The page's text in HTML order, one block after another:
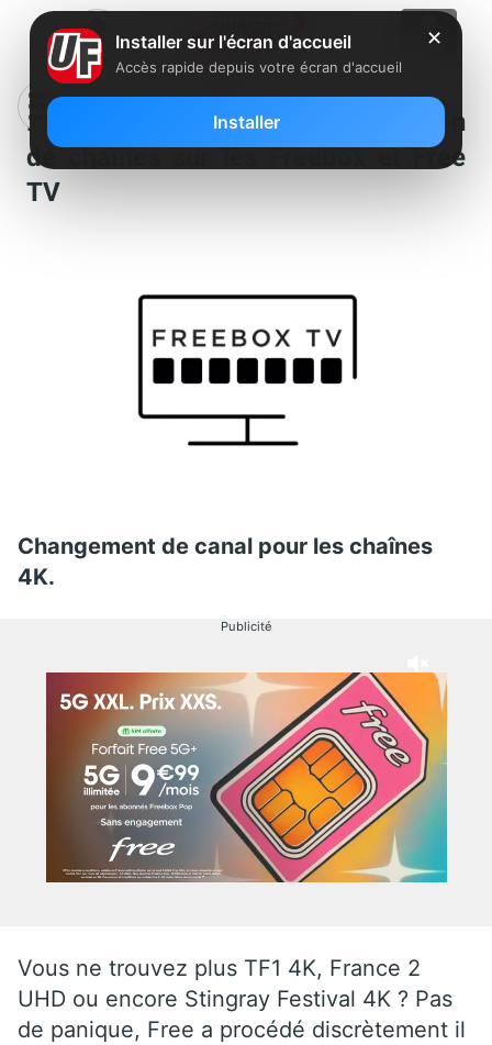
Free : une nouvelle renumérotation
de chaînes sur les Freebox et Free
TV
Changement de canal pour les chaînes
4K.
Publicité
Vous ne trouvez plus TF1 4K, France 2
UHD ou encore Stingray Festival 4K ? Pas
de panique, Free a procédé discrètement il
✕
Installer sur l'écran d'accueil
Accès rapide depuis votre écran d'accueil
Installer